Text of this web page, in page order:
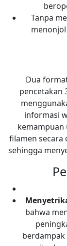
Tanpa
Dua
pencetakan
informasi
filamen secara
sehingga
bahwa